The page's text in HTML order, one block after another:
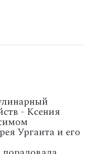
- Ксения
Урганта и его